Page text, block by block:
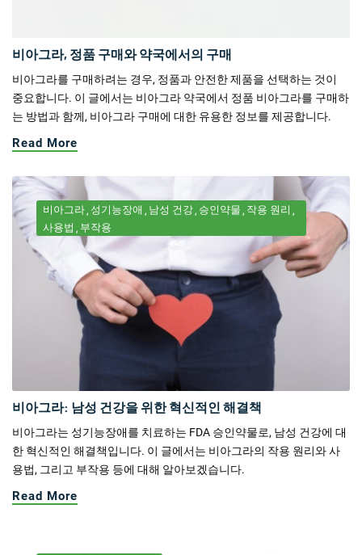
비아그라, 정품 구매와 약국에서의 구매
비아그라를 구매하려는 경우, 정품과 안전한 제품을 선택하는 것이
중요합니다. 이 글에서는 비아그라 약국에서 정품 비아그라를 구매하
는 방법과 함께, 비아그라 구매에 대한 유용한 정보를 제공합니다.
Read More
비아그라 성기능장애 남성 건강 승인약물 작용 원리
사용법
부작용
비아그라: 남성 건강을 위한 혁신적인 해결책
비아그라는 성기능장애를 치료하는 FDA 승인약물로, 남성 건강에 대
한 혁신적인 해결책입니다. 이 글에서는 비아그라의 작용 원리와 사
용법, 그리고 부작용 등에 대해 알아보겠습니다.
Read More